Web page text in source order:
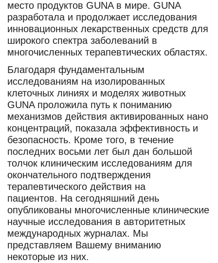
место продуктов GUNA в мире. GUNA
разработала и продолжает исследования
инновационных лекарственных средств для
широкого спектра заболеваний в
многочисленных терапевтических областях.
Благодаря фундаментальным
исследованиям на изолированных
клеточных линиях и моделях животных
GUNA проложила путь к пониманию
механизмов действия активированных нано
концентраций, показала эффективность и
безопасность. Кроме того, в течение
последних восьми лет был дан большой
толчок клиническим исследованиям для
окончательного подтверждения
терапевтического действия на
пациентов. На сегодняшний день
опубликованы многочисленные клинические
научные исследования в авторитетных
международных журналах. Мы
представляем Вашему вниманию
некоторые из них.